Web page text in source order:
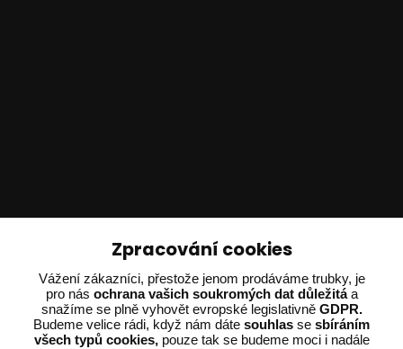
Ing. Adam Dvořák
+420 602 234 254
(Po-Pá 8:00 - 15:00)
Zpracování cookies
Vážení zákazníci, přestože jenom prodáváme trubky, je
pro nás ochrana vašich soukromých dat důležitáa
snažíme se plně vyhovět evropské legislativně GDPR.
Budeme velice rádi, když nám dáte souhlas se sbíráním
všech typů cookies,pouze tak se budeme moci i nadále